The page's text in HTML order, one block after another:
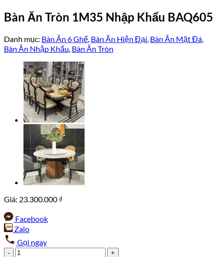
Bàn Ăn Tròn 1M35 Nhập Khẩu BAQ605
Danh mục: Bàn Ăn 6 Ghế, Bàn Ăn Hiện Đại, Bàn Ăn Mặt Đá,
Bàn Ăn Nhập Khẩu, Bàn Ăn Tròn
Giá: 23.300.000 ₫
Facebook
Zalo
Gọi ngay
Bàn